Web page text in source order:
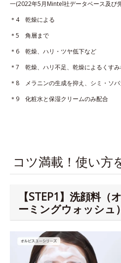
一(2022年5月Mintel社データベース及び
＊4 乾燥による
＊5 角層まで
＊6 乾燥、ハリ・ツヤ低下など
＊7 乾燥、ハリ不足、乾燥によるくす
＊8 メラニンの生成を抑え、シミ・ソバ
＊9 化粧水と保湿クリームのみ配合
コツ満載！使い方
【STEP1】洗顔料（
ーミングウォッシュ）